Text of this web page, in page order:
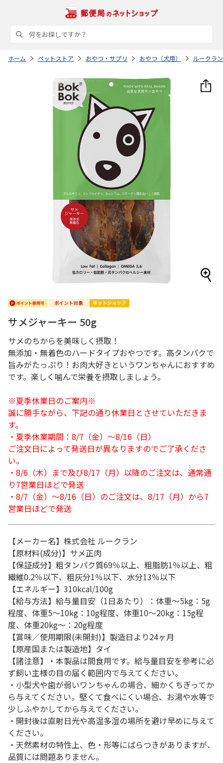
ホーム ペットストア おやつ・サプリ おやつ（犬用） ルークラン
サメジャーキー 50g
サメのちからを美味しく摂取！
無添加・無着色のハードタイプおやつです。高タンパクで
旨みがたっぷり！お肉大好きというワンちゃんにおすすめ
です。楽しく噛んで栄養を摂取しましょう。
※夏季休業日のご案内※
誠に勝手ながら、下記の通り休業日とさせていただきま
す。
・夏季休業期間：8/7（金）～8/16（日）
ご注文日によって発送日が異なりますのでご了承くださ
い。
・8/6（木）まで及び8/17（月）以降のご注文は、通常通
り7営業日ほどで発送
・8/7（金）～8/16（日）のご注文は、8/17（月）から7
営業日ほどで発送
【メーカー名】株式会社 ルークラン
【原材料(成分)】サメ正肉
【保証成分】粗タンパク質69％以上、粗脂肪1％以上、粗
繊維0.2％以下、粗灰分1％以下、水分13％以下
【エネルギー】310kcal/100g
【給与方法】給与量目安（1日あたり）：体重～5kg：5g
程度、体重5～10kg：10g程度、体重10～20kg：15g程
度、体重20kg～：20g程度
【賞味／使用期限(未開封)】製造日より24ヶ月
【原産国または製造地】タイ
【諸注意】・本製品は間食用です。給与量目安を参考に必
ず飼い主様の目の届く範囲内で与えてください。
・小型犬や歯が弱いワンちゃんの場合、細かくちぎってか
ら与えてください。堅くて食べにくい場合、お湯や水等で
少しふやかしてから与えてください。
・開封後は直射日光や高温多湿の場所を避け早めに与えて
ください。
・天然素材の特性上、色・形等にばらつきがありますが、
品質には問題ありません。